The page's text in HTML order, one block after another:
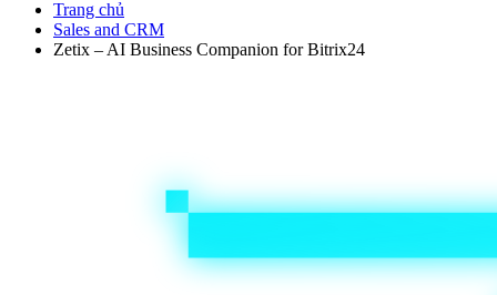
Trang chủ
Sales and CRM
Zetix – AI Business Companion for Bitrix24